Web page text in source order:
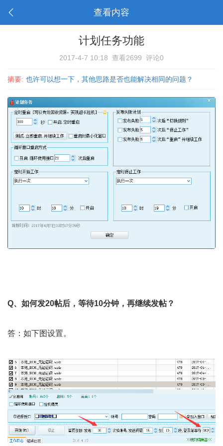
查看内容
计划任务功能
2017-4-7 10:18 查看2699 评论0
摘要: 也许可以想一下，其他思路是否也能解决相同的问题？
Q、如何发20帖后，等待10分钟，再继续发帖？
答：如下图设置。